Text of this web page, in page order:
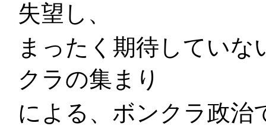
失望し、
まったく期待してい
クラの集まり
による、ボンクラ政治